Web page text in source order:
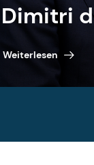
Dimitri
Weiterlesen